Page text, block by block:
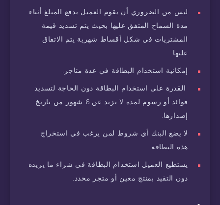
ليس من الضروري أن يقوم العميل بدفع المبلغ أثناء
مدة السماح المتفق عليها بحيث يتم تسديد قيمة
المشتريات في شكل أقساط شهرية يتم الاتفاق
عليها.
إمكانية استخدام البطاقة في عدة متاجر.
القدرة على استخدام البطاقة دون الحاجة لتسديد
فوائد أو رسوم لمدة لا تزيد عن 6 شهور من تاريخ
إصدارها.
لا يضع البنك أي شروط لمن يرغب في استخراج
هذه البطاقة.
يستطيع العميل استخدام البطاقة في شراء ما يريده
دون التقيد بمنتج معين أو متجر محدد.